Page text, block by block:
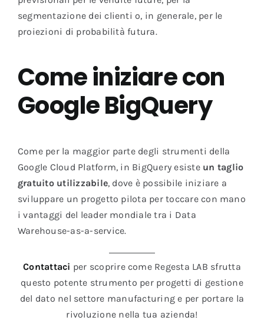
segmentazione dei clienti o, in generale, per le
proiezioni di probabilità futura.
Come iniziare con
Google BigQuery
Come per la maggior parte degli strumenti della
Google Cloud Platform, in BigQuery esiste un taglio
gratuito utilizzabile, dove è possibile iniziare a
sviluppare un progetto pilota per toccare con mano
i vantaggi del leader mondiale tra i Data
Warehouse-as-a-service.
Contattaci per scoprire come Regesta LAB sfrutta
questo potente strumento per progetti di gestione
del dato nel settore manufacturing e per portare la
rivoluzione nella tua azienda!